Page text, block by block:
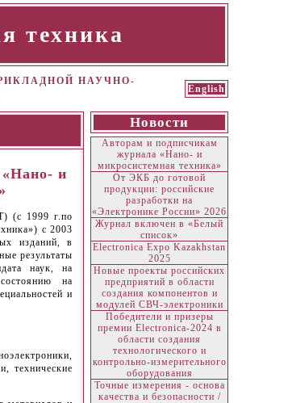
техника
НАУЧНО-
English
и
(с 1999 г.по
с 2003
изданий, в
результаты
наук, на
на
и
технические
Новости
Авторам и подписчикам
журнала «Нано- и
микросистемная техника»
От ЭКБ до готовой
продукции: российские
разработки на
«Электронике России» 2026
Журнал включен в «Белый
список»
Electronica Expo Kazakhstan
2025
Новые проекты российских
предприятий в области
создания компонентов и
модулей СВЧ-электроники
Победители и призеры
премии Electronica-2024 в
области создания
технологического и
контрольно-измерительного
оборудования
Точные измерения - основа
качества и безопасности /